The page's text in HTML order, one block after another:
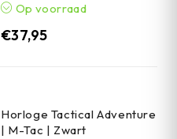
Op voorraad
€37,95
Horloge Tactical Adventure
| M-Tac | Zwart